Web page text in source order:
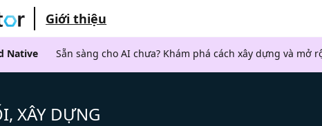
Giới thiệu
Native Sẵn sàng cho AI chưa? Khám phá cách xây dựng và mở
XÂY DỰNG